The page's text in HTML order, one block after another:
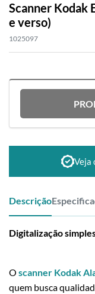
Scanner Kodak
e verso)
1025097
Veja
Descrição
Digitalização
O scanner Kodak
quem busca